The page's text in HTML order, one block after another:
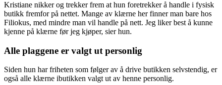
Kristiane nikker og trekker frem at hun foretrekker å handle i fysisk
butikk fremfor på nettet. Mange av klærne her finner man bare hos
Filiokus, med mindre man vil handle på nett. Jeg liker best å kunne
kjenne på klærne før jeg kjøper, sier hun.
Alle plaggene er valgt ut personlig
Siden hun har friheten som følger av å drive butikken selvstendig, er
også alle klærne ibutikken valgt ut av henne personlig.